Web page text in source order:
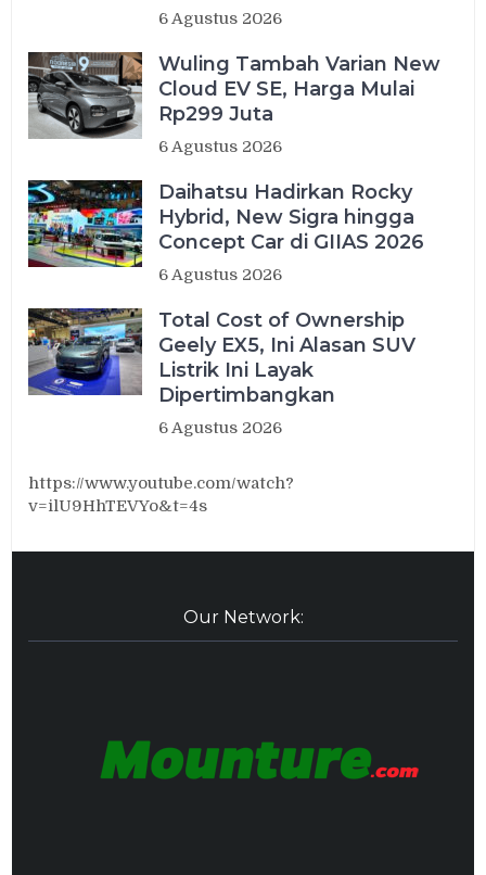
6 Agustus 2026
Wuling Tambah Varian New
Cloud EV SE, Harga Mulai
Rp299 Juta
6 Agustus 2026
Daihatsu Hadirkan Rocky
Hybrid, New Sigra hingga
Concept Car di GIIAS 2026
6 Agustus 2026
Total Cost of Ownership
Geely EX5, Ini Alasan SUV
Listrik Ini Layak
Dipertimbangkan
6 Agustus 2026
https://www.youtube.com/watch?
v=ilU9HhTEVYo&t=4s
Our Network: